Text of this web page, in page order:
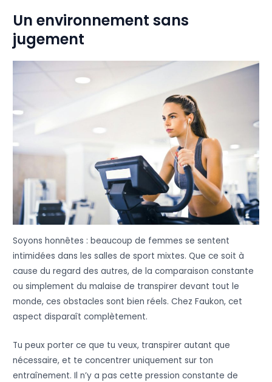
Un environnement sans
jugement
Soyons honnêtes : beaucoup de femmes se sentent
intimidées dans les salles de sport mixtes. Que ce soit à
cause du regard des autres, de la comparaison constante
ou simplement du malaise de transpirer devant tout le
monde, ces obstacles sont bien réels. Chez Faukon, cet
aspect disparaît complètement.
Tu peux porter ce que tu veux, transpirer autant que
nécessaire, et te concentrer uniquement sur ton
entraînement. Il n’y a pas cette pression constante de